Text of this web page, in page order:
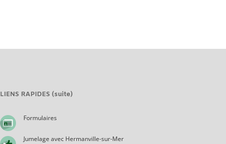
LIENS RAPIDES (suite)
Formulaires
Jumelage avec Hermanville-sur-Mer